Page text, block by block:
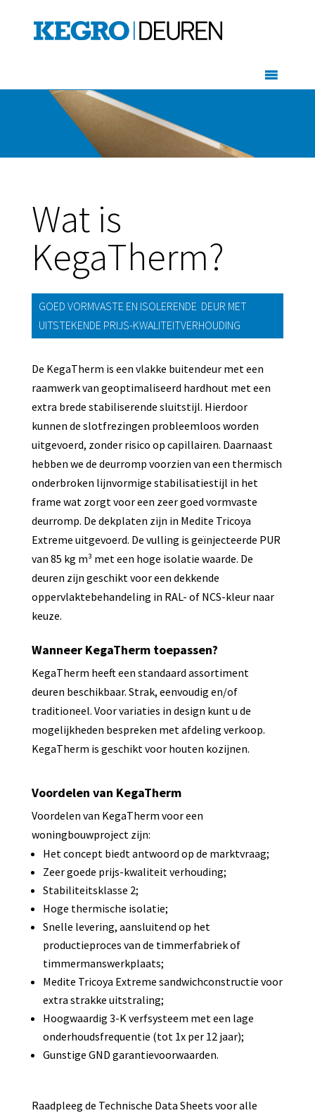
Wat is
KegaTherm?
GOED VORMVASTE EN ISOLERENDE DEUR MET
UITSTEKENDE PRIJS-KWALITEITVERHOUDING
De KegaTherm is een vlakke buitendeur met een
raamwerk van geoptimaliseerd hardhout met een
extra brede stabiliserende sluitstijl. Hierdoor
kunnen de slotfrezingen probleemloos worden
uitgevoerd, zonder risico op capillairen. Daarnaast
hebben we de deurromp voorzien van een thermisch
onderbroken lijnvormige stabilisatiestijl in het
frame wat zorgt voor een zeer goed vormvaste
deurromp. De dekplaten zijn in Medite Tricoya
Extreme uitgevoerd. De vulling is geïnjecteerde PUR
van 85 kg m³ met een hoge isolatie waarde. De
deuren zijn geschikt voor een dekkende
oppervlaktebehandeling in RAL- of NCS-kleur naar
keuze.
Wanneer KegaTherm toepassen?
KegaTherm heeft een standaard assortiment
deuren beschikbaar. Strak, eenvoudig en/of
traditioneel. Voor variaties in design kunt u de
mogelijkheden bespreken met afdeling verkoop.
KegaTherm is geschikt voor houten kozijnen.
Voordelen van KegaTherm
Voordelen van KegaTherm voor een
woningbouwproject zijn:
Het concept biedt antwoord op de marktvraag;
Zeer goede prijs-kwaliteit verhouding;
Stabiliteitsklasse 2;
Hoge thermische isolatie;
Snelle levering, aansluitend op het
productieproces van de timmerfabriek of
timmermanswerkplaats;
Medite Tricoya Extreme sandwichconstructie voor
extra strakke uitstraling;
Hoogwaardig 3-K verfsysteem met een lage
onderhoudsfrequentie (tot 1x per 12 jaar);
Gunstige GND garantievoorwaarden.
Raadpleeg de Technische Data Sheets voor alle